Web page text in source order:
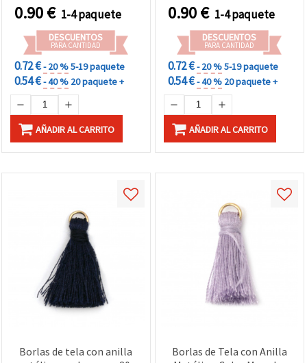
0.90€ 1-4 paquete
DESCUENTOS
PARA CANTIDAD
0.72 €- 20 %5-19 paquete
0.54 €- 40 % 20 paquete +
AÑADIR AL CARRITO
0.90€ 1-4 paquete
DESCUENTOS
PARA CANTIDAD
0.72 €- 20 %5-19 paquete
0.54 €- 40 % 20 paquete +
AÑADIR AL CARRITO
Borlas de tela con anilla
Borlas de Tela con Anilla